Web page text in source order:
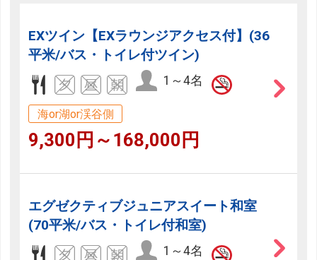
EXツイン【EXラウンジアクセス付】(36
平米/バス・トイレ付ツイン)
1～4名
海or湖or渓谷側
9,300円～168,000円
エグゼクティブジュニアスイート和室
(70平米/バス・トイレ付和室)
1～4名